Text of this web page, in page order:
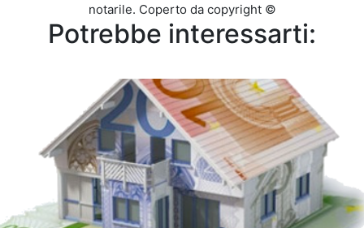
notarile. Coperto da copyright ©
Potrebbe interessarti: